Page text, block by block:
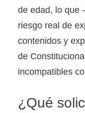
de edad, lo
riesgo real de
contenidos y
de
incompatibles
¿Qué